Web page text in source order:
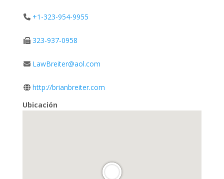
+1-323-954-9955
323-937-0958
LawBreiter@aol.com
http://brianbreiter.com
Ubicación